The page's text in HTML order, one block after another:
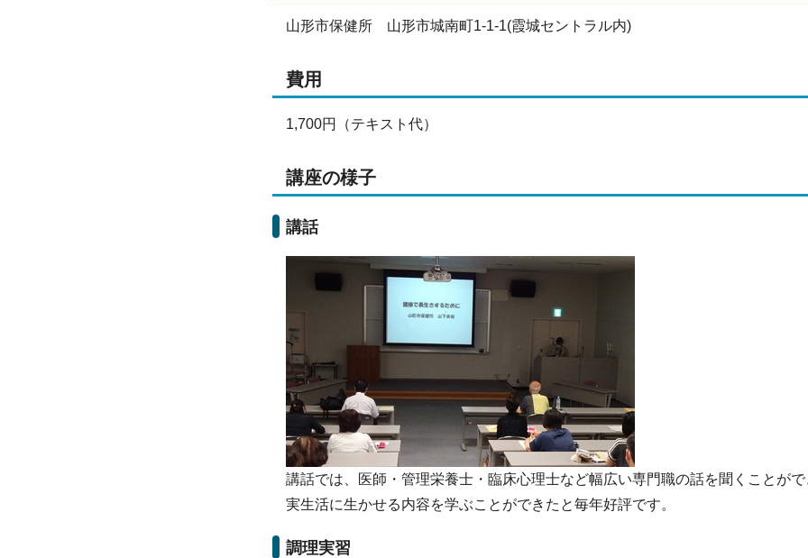
山形市保健所 山形市城南町1-1-1(霞城セントラル内)
費用
1,700円（テキスト代）
講座の様子
講話
講話では、医師・管理栄養士・臨床心理士など幅広い専門職の話を聞くことが
実生活に生かせる内容を学ぶことができたと毎年好評です。
調理実習